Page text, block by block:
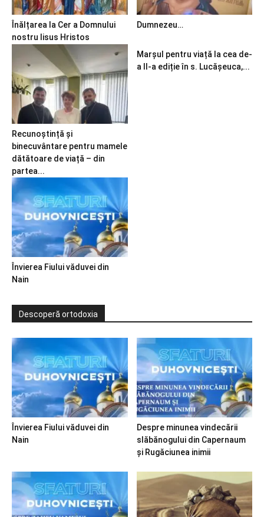
Înălțarea la Cer a Domnului
nostru Iisus Hristos
Dumnezeu…
Recunoștință și
binecuvântare pentru mamele
dătătoare de viață – din
partea...
Marșul pentru viață la cea de-
a II-a ediție în s. Lucășeuca,...
Învierea Fiului văduvei din
Nain
Descoperă ortodoxia
Învierea Fiului văduvei din
Nain
Despre minunea vindecării
slăbănogului din Capernaum
și Rugăciunea inimii